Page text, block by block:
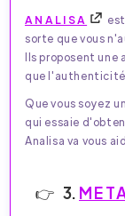
ANALISA
sorte que vous
Ils proposent une
que l'authenticité
Que vous soyez
qui essaie
Analisa va vous
3.